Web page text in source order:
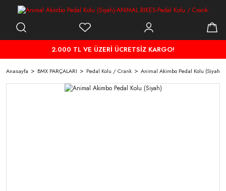
2.000 TL VE ÜZERİ ÜCRETSİZ KARGO!
Anasayfa BMX PARÇALARI Pedal Kolu / Crank Animal Akimbo Pedal Kolu (Siyah)